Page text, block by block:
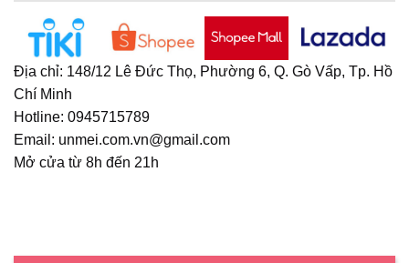
Địa chỉ: 148/12 Lê Đức Thọ, Phường 6, Q. Gò Vấp, Tp. Hồ
Chí Minh
Hotline: 0945715789
Email: unmei.com.vn@gmail.com
Mở cửa từ 8h đến 21h